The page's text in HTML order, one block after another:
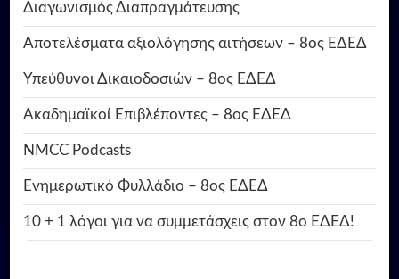
Διαγωνισμός Διαπραγμάτευσης
Αποτελέσματα αξιολόγησης αιτήσεων – 8ος ΕΔΕΔ
Υπεύθυνοι Δικαιοδοσιών – 8ος ΕΔΕΔ
Ακαδημαϊκοί Επιβλέποντες – 8ος ΕΔΕΔ
NMCC Podcasts
Ενημερωτικό Φυλλάδιο – 8ος ΕΔΕΔ
10 + 1 λόγοι για να συμμετάσχεις στον 8ο ΕΔΕΔ!